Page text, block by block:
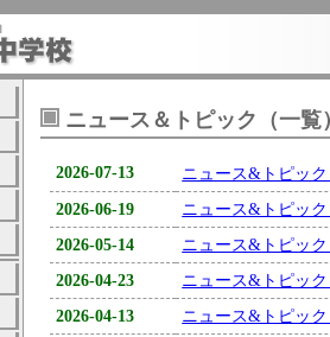
ニュース＆トピック（一覧
2026-07-13
ニュース&トピッ
2026-06-19
ニュース&トピッ
2026-05-14
ニュース&トピッ
2026-04-23
ニュース&トピッ
2026-04-13
ニュース&トピッ